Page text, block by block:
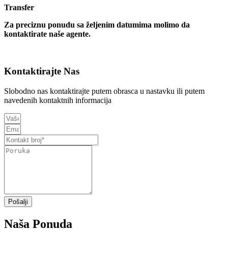
Transfer
Za preciznu ponudu sa željenim datumima molimo da
kontaktirate naše agente.
Kontaktirajte Nas
Slobodno nas kontaktirajte putem obrasca u nastavku ili putem
navedenih kontaktnih informacija
Pošalji
Naša Ponuda